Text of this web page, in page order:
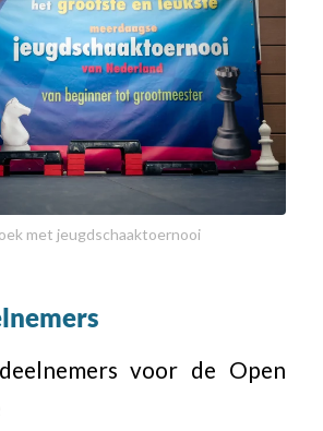
met jeugdschaaktoernooi
voor de Open